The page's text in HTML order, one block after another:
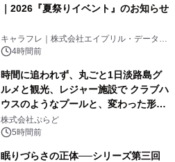
｜2026『夏祭りイベント』のお知らせ
キャラフレ｜株式会社エイプリル・データ・
デザインズ
4時間前
時間に追われず、丸ごと1日淡路島グ
ルメと観光、レジャー施設で クラブハ
ウスのようなプールと、変わった形の
サウナも 「THE BOXY AWAJI」のお
得な素泊まり連泊プランで
株式会社ぷらど
5時間前
眠りづらさの正体──シリーズ第三回